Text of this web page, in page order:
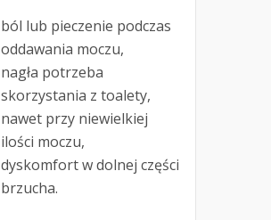
ból lub pieczenie podczas
oddawania moczu,
nagła potrzeba
skorzystania z toalety,
nawet przy niewielkiej
ilości moczu,
dyskomfort w dolnej części
brzucha.